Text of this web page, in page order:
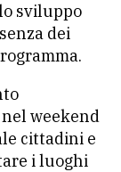
sviluppo
dei
nel weekend
cittadini e
i luoghi